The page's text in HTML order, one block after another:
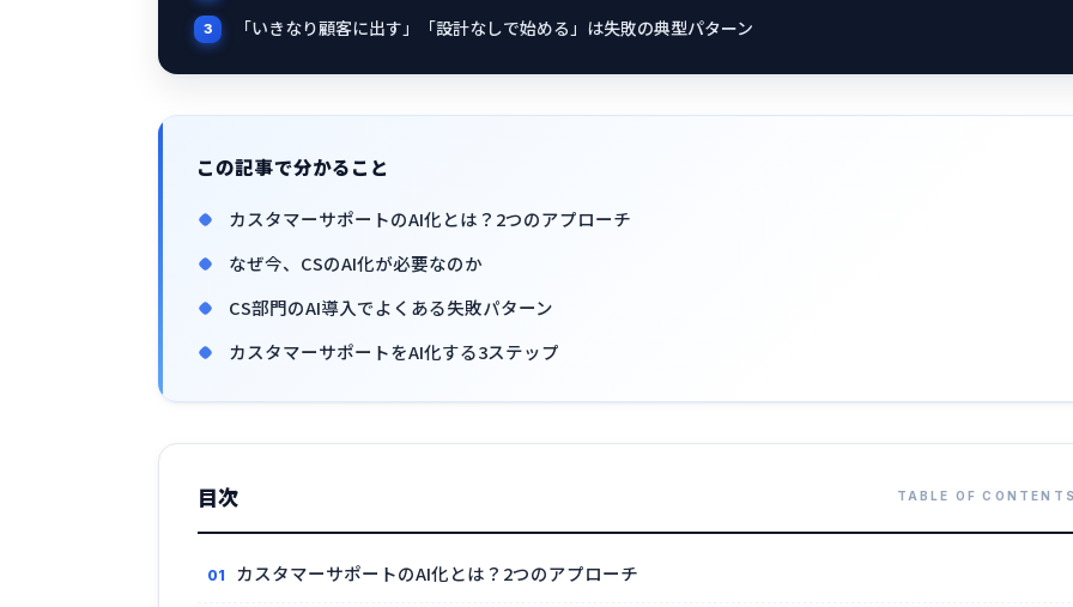
「いきなり顧客に出す」「設計なしで始める」は失敗の典型パターン
この記事で分かること
カスタマーサポートのAI化とは？2つのアプローチ
なぜ今、CSのAI化が必要なのか
CS部門のAI導入でよくある失敗パターン
カスタマーサポートをAI化する3ステップ
目次
カスタマーサポートのAI化とは？2つのアプローチ